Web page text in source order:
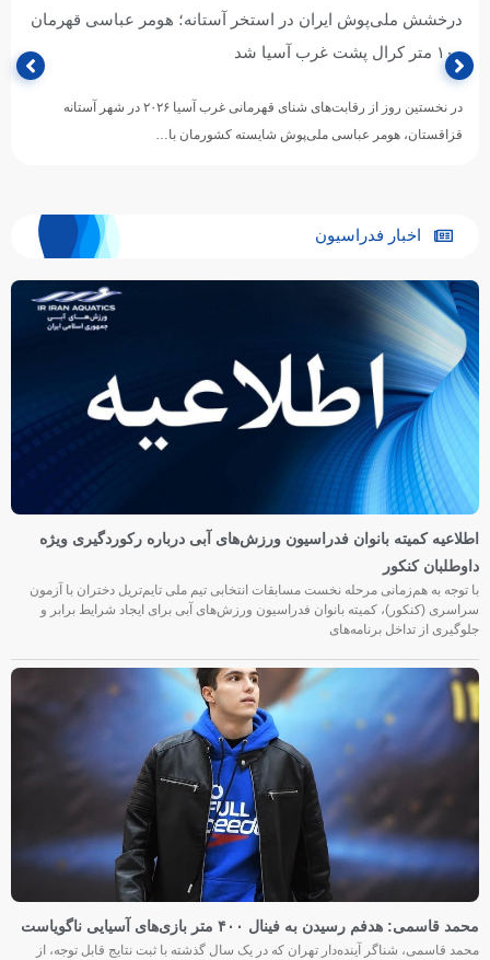
درخشش ملی‌پوش ایران در استخر آستانه؛ هومر عباسی قهرمان
۱۰۰ متر کرال پشت غرب آسیا شد
در نخستین روز از رقابت‌های شنای قهرمانی غرب آسیا ۲۰۲۶ در شهر آستانه
قزاقستان، هومر عباسی ملی‌پوش شایسته کشورمان با…
اخبار فدراسیون
اطلاعیه کمیته بانوان فدراسیون ورزش‌های آبی درباره رکوردگیری ویژه
داوطلبان کنکور
با توجه به هم‌زمانی مرحله نخست مسابقات انتخابی تیم ملی تایم‌تریل دختران با آزمون
سراسری (کنکور)، کمیته بانوان فدراسیون ورزش‌های آبی برای ایجاد شرایط برابر و
جلوگیری از تداخل برنامه‌های
محمد قاسمی: هدفم رسیدن به فینال ۴۰۰ متر بازی‌های آسیایی ناگویاست
محمد قاسمی، شناگر آینده‌دار تهران که در یک سال گذشته با ثبت نتایج قابل توجه، از